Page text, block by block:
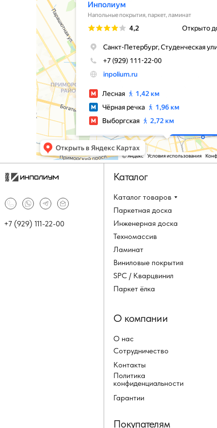
Каталог товаров
Паркетная доска
Инженерная доска
Техномассив
+7 (929) 111-22-00
Каталог
Ламинат
Виниловые покрытия
SPC / Кварцвинил
Паркет ёлка
О нас
Сотрудничество
Контакты
Политика
конфиденциальности
О компании
Покупателям
Гарантии